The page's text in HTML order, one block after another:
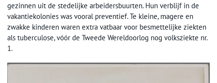
gezinnen uit de stedelijke arbeidersbuurten. Hun verblijf in de
vakantiekolonies was vooral preventief. Te kleine, magere en
zwakke kinderen waren extra vatbaar voor besmettelijke ziekten
als tuberculose, vóór de Tweede Wereldoorlog nog volksziekte nr.
1.